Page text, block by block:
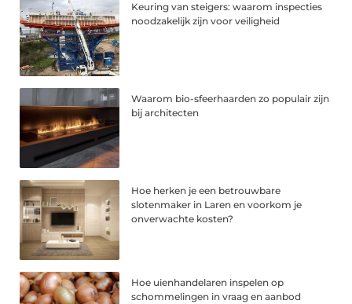
Keuring van steigers: waarom inspecties
noodzakelijk zijn voor veiligheid
Waarom bio-sfeerhaarden zo populair zijn
bij architecten
Hoe herken je een betrouwbare
slotenmaker in Laren en voorkom je
onverwachte kosten?
Hoe uienhandelaren inspelen op
schommelingen in vraag en aanbod